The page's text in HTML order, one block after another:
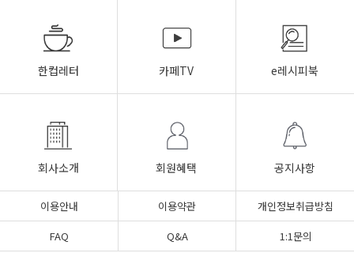
한컵레터 카페TV e레시피북
회사소개 회원혜택 공지사항
이용안내 이용약관
개인정보취급방침
FAQ
Q&A 1:1문의